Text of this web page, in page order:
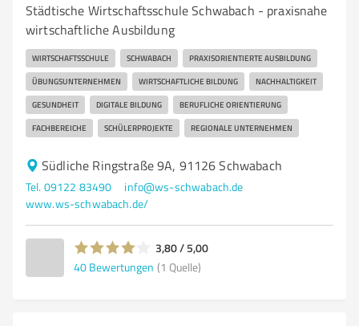
Städtische Wirtschaftsschule Schwabach - praxisnahe
wirtschaftliche Ausbildung
WIRTSCHAFTSSCHULE SCHWABACH PRAXISORIENTIERTE AUSBILDUNG
ÜBUNGSUNTERNEHMEN WIRTSCHAFTLICHE BILDUNG NACHHALTIGKEIT
GESUNDHEIT DIGITALE BILDUNG BERUFLICHE ORIENTIERUNG
FACHBEREICHE SCHÜLERPROJEKTE REGIONALE UNTERNEHMEN
Südliche Ringstraße 9A, 91126 Schwabach
Tel. 09122 83490
info@ws-schwabach.de
www.ws-schwabach.de/
3,80 / 5,00
40 Bewertungen (1 Quelle)